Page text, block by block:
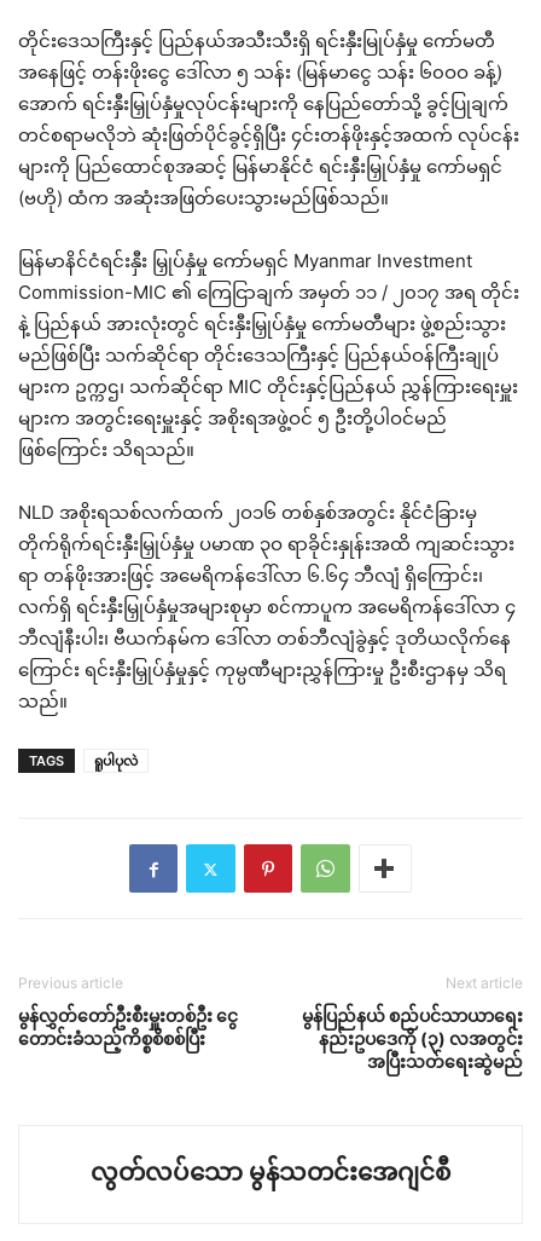
တိုင်းဒေသကြီးနှင့် ပြည်နယ်အသီးသီးရှိ ရင်းနှီးမြုပ်နှံမှု ကော်မတီ
အနေဖြင့် တန်းဖိုးငွေ ဒေါ်လာ ၅ သန်း (မြန်မာငွေ သန်း ၆၀ဝဝ ခန့်)
အောက် ရင်းနှီးမြှုပ်နှံမှုလုပ်ငန်းများကို နေပြည်တော်သို့ ခွင့်ပြုချက်
တင်စရာမလိုဘဲ ဆုံးဖြတ်ပိုင်ခွင့်ရှိပြီး ၄င်းတန်ဖိုးနှင့်အထက် လုပ်ငန်း
များကို ပြည်ထောင်စုအဆင့် မြန်မာနိုင်ငံ ရင်းနှီးမြှုပ်နှံမှု ကော်မရှင်
(ဗဟို) ထံက အဆုံးအဖြတ်ပေးသွားမည်ဖြစ်သည်။
မြန်မာနိင်ငံရင်းနှီး မြှုပ်နှံမှု ကော်မရှင် Myanmar Investment
Commission-MIC ၏ ကြေငြာချက် အမှတ် ၁၁ / ၂၀၁၇ အရ တိုင်း
နဲ့ ပြည်နယ် အားလုံးတွင် ရင်းနှီးမြှုပ်နှံမှု ကော်မတီများ ဖွဲ့စည်းသွား
မည်ဖြစ်ပြီး သက်ဆိုင်ရာ တိုင်းဒေသကြီးနှင့် ပြည်နယ်ဝန်ကြီးချုပ်
များက ဥက္ကဌ၊ သက်ဆိုင်ရာ MIC တိုင်းနှင့်ပြည်နယ် ညွှန်ကြားရေးမှူး
များက အတွင်းရေးမှူးနှင့် အစိုးရအဖွဲ့ဝင် ၅ ဦးတို့ပါဝင်မည်
ဖြစ်ကြောင်း သိရသည်။
NLD အစိုးရသစ်လက်ထက် ၂ဝ၁၆ တစ်နှစ်အတွင်း နိုင်ငံခြားမှ
တိုက်ရိုက်ရင်းနှီးမြှုပ်နှံမှု ပမာဏ ၃ဝ ရာခိုင်းနှုန်းအထိ ကျဆင်းသွား
ရာ တန်ဖိုးအားဖြင့် အမေရိကန်ဒေါ်လာ ၆.၆၄ ဘီလျံ ရှိကြောင်း၊
လက်ရှိ ရင်းနှီးမြှုပ်နှံမှုအများစုမှာ စင်ကာပူက အမေရိကန်ဒေါ်လာ ၄
ဘီလျံနီးပါး၊ ဗီယက်နမ်က ဒေါ်လာ တစ်ဘီလျံခွဲနှင့် ဒုတိယလိုက်နေ
ကြောင်း ရင်းနှီးမြှုပ်နှံမှုနှင့် ကုမ္ပဏီများညွှန်ကြားမှု ဦးစီးဌာနမှ သိရ
သည်။
TAGS ရူပါပုလဲ
Previous article
မွန်လွှတ်တော်ဦးစီးမှူးတစ်ဦး ငွေ
တောင်းခံသည့်ကိစ္စစိစစ်ပြီး
Next article
မွန်ပြည်နယ် စည်ပင်သာယာရေး
နည်းဥပဒေကို (၃) လအတွင်း
အပြီးသတ်ရေးဆွဲမည်
လွတ်လပ်သော မွန်သတင်းအေဂျင်စီ